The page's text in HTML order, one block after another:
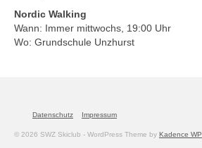
Nordic Walking
Wann: Immer mittwochs, 19:00 Uhr
Wo: Grundschule Unzhurst
Datenschutz Impressum
© 2026 SWZ Skiclub - WordPress Theme by Kadence WP